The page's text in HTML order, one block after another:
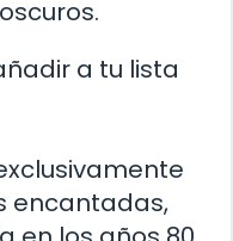
a tu lista
encantadas,